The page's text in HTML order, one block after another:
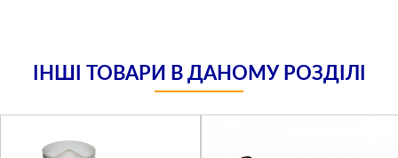
ІНШІ ТОВАРИ В ДАНОМУ РОЗДІЛІ